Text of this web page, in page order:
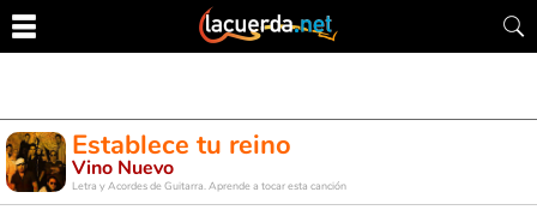
Establece tu reino
Vino Nuevo
Letra y Acordes de Guitarra. Aprende a tocar esta canción